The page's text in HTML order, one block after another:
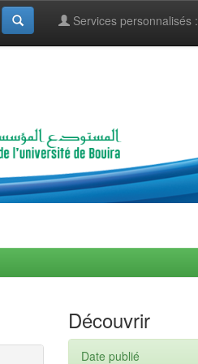
Services personnalisés :
Découvrir
Date publié